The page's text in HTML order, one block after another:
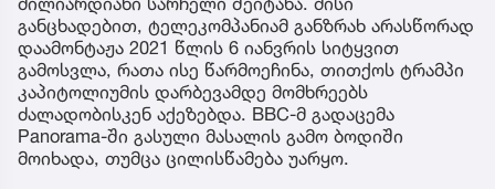
განცხადებით, ტელეკომპანიამ განზრახ არასწორად
დაამონტაჟა 2021 წლის 6 იანვრის სიტყვით
გამოსვლა, რათა ისე წარმოეჩინა, თითქოს ტრამპი
კაპიტოლიუმის დარბევამდე მომხრეებს
ძალადობისკენ აქეზებდა. BBC-მ გადაცემა
Panorama-ში გასული მასალის გამო ბოდიში
მოიხადა, თუმცა ცილისწამება უარყო.